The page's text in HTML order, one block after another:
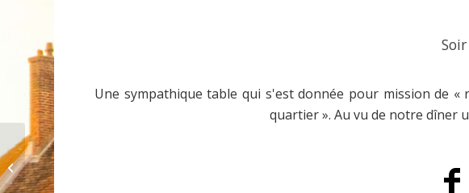
Soir
Une sympathique table qui s'est donnée pour mission de
quartier ». Au vu de notre dîner
L’Abreuvoir